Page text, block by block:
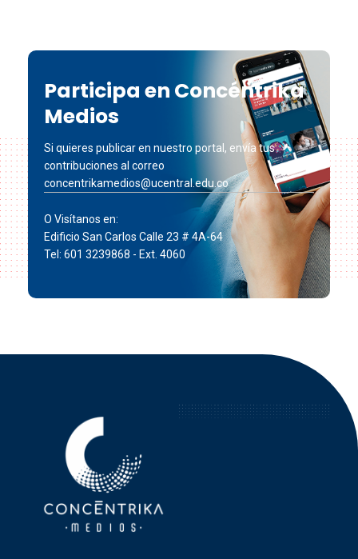
Participa en Concéntrika
Medios
Si quieres publicar en nuestro portal, envía tus
contribuciones al correo
concentrikamedios@ucentral.edu.co
O Visítanos en:
Edificio San Carlos Calle 23 # 4A-64
Tel: 601 3239868 - Ext. 4060